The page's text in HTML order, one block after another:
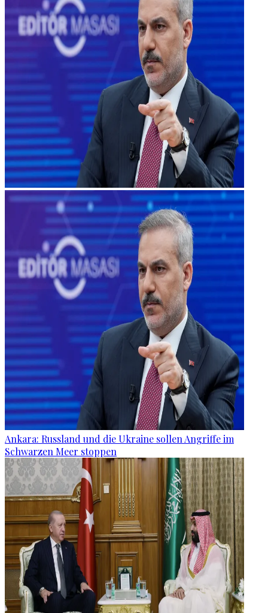
Ankara: Russland und die Ukraine sollen Angriffe im
Schwarzen Meer stoppen